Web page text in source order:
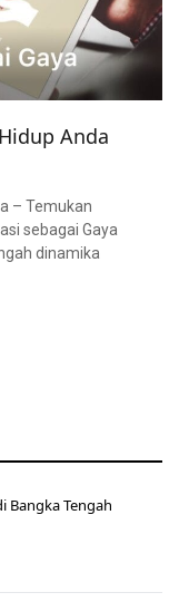
Anda
– Temukan
sebagai Gaya
dinamika
Bangka Tengah